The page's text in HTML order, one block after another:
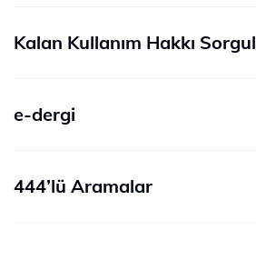
Kalan Kullanım Hakkı
e-dergi
444’lü Aramalar